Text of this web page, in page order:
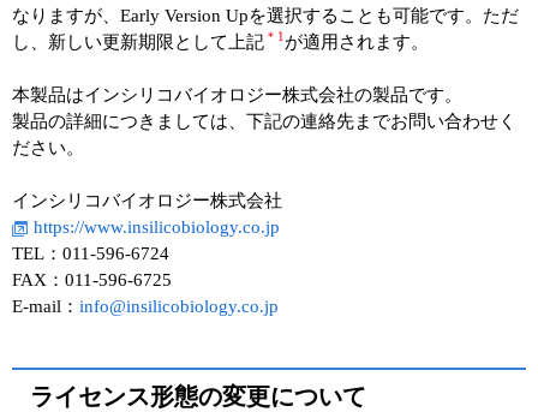
なりますが、Early Version Upを選択することも可能です。ただ
し、新しい更新期限として上記 ＊1 が適⽤されます。
本製品はインシリコバイオロジー株式会社の製品です。
製品の詳細につきましては、下記の連絡先までお問い合わせく
ださい。
インシリコバイオロジー株式会社
https://www.insilicobiology.co.jp
TEL：011-596-6724
FAX：011-596-6725
E-mail： info@insilicobiology.co.jp
ライセンス形態の変更について